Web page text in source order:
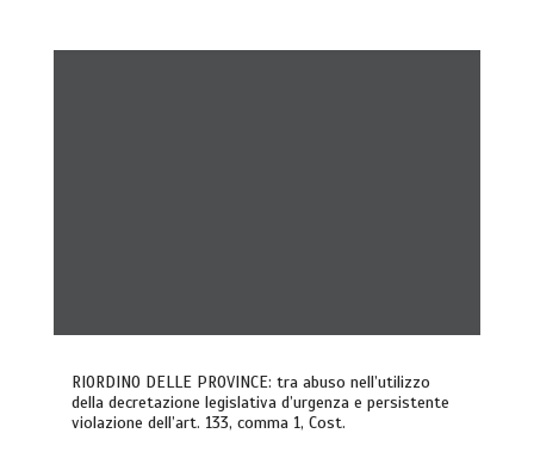
RIORDINO DELLE PROVINCE: tra abuso nell’utilizzo
della decretazione legislativa d’urgenza e persistente
violazione dell’art. 133, comma 1, Cost.